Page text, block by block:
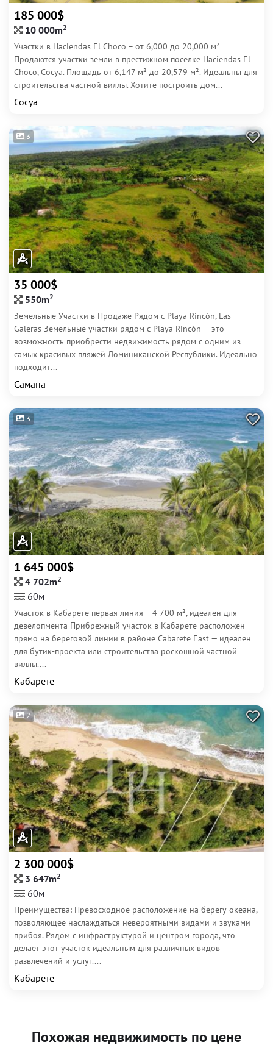
185 000$
10 000m2
Участки в Haciendas El Choco – от 6,000 до 20,000 м²
Продаются участки земли в престижном посёлке Haciendas El
Choco, Сосуа. Площадь от 6,147 м² до 20,579 м². Идеальны для
строительства частной виллы. Хотите построить дом...
Сосуа
3
35 000$
550m2
Земельные Участки в Продажe Рядом с Playa Rincón, Las
Galeras Земельные участки рядом с Playa Rincón — это
возможность приобрести недвижимость рядом с одним из
самых красивых пляжей Доминиканской Республики. Идеально
подходит...
Самана
3
1 645 000$
4 702m2
60м
Участок в Кабарете первая линия – 4 700 м², идеален для
девелопмента Прибрежный участок в Кабарете расположен
прямо на береговой линии в районе Cabarete East — идеален
для бутик-проекта или строительства роскошной частной
виллы....
Кабарете
2
2 300 000$
3 647m2
60м
Преимущества: Превосходное расположение на берегу океана,
позволяющее наслаждаться невероятными видами и звуками
прибоя. Рядом с инфраструктурой и центром города, что
делает этот участок идеальным для различных видов
развлечений и услуг....
Кабарете
Похожая недвижимость по цене